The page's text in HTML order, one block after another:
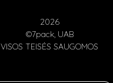
2026
©7pack, UAB
VISOS TEISĖS SAUGOMOS